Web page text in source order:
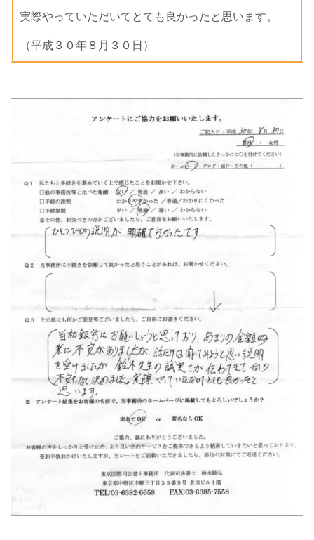
実際やっていただいてとても良かったと思います。
（平成３０年８ 月３０日 ）